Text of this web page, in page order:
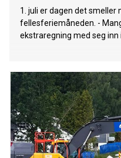
1. juli er dagen det smeller
fellesferiemåneden. -
ekstraregning med seg inn